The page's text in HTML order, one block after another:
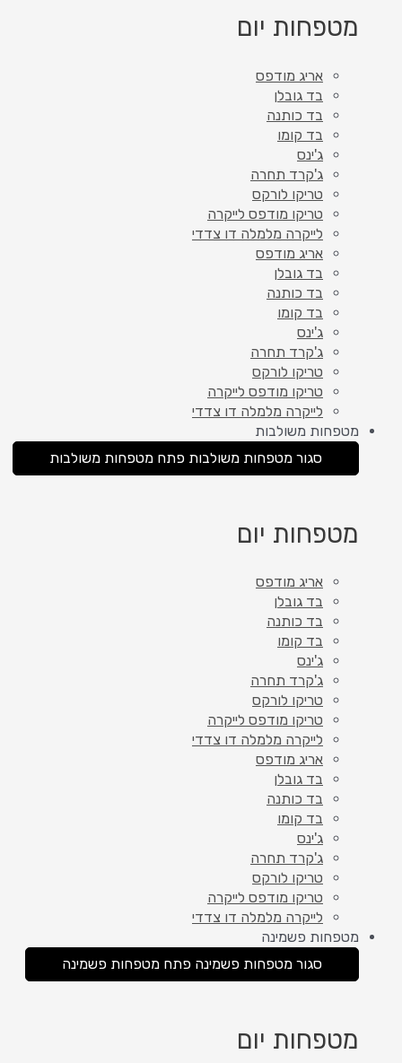
מטפחות יום
אריג מודפס
בד גובלן
בד כותנה
בד קומו
ג'ינס
ג'קרד תחרה
טריקו לורקס
טריקו מודפס לייקרה
לייקרה מלמלה דו צדדי
אריג מודפס
בד גובלן
בד כותנה
בד קומו
ג'ינס
ג'קרד תחרה
טריקו לורקס
טריקו מודפס לייקרה
לייקרה מלמלה דו צדדי
מטפחות משולבות
סגור מטפחות משולבות פתח מטפחות משולבות
מטפחות יום
אריג מודפס
בד גובלן
בד כותנה
בד קומו
ג'ינס
ג'קרד תחרה
טריקו לורקס
טריקו מודפס לייקרה
לייקרה מלמלה דו צדדי
אריג מודפס
בד גובלן
בד כותנה
בד קומו
ג'ינס
ג'קרד תחרה
טריקו לורקס
טריקו מודפס לייקרה
לייקרה מלמלה דו צדדי
מטפחות פשמינה
סגור מטפחות פשמינה פתח מטפחות פשמינה
מטפחות יום